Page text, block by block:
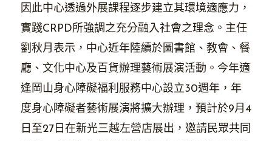
因此中心透過外展課程逐步建立其環境適應力，
實踐CRPD所強調之充分融入社會之理念。主任
劉秋月表示，中心近年陸續於圖書館、教會、餐
廳、文化中心及百貨辦理藝術展演活動。今年適
逢岡山身心障礙福利服務中心設立30週年，年
度身心障礙者藝術展演將擴大辦理，預計於9月4
日至27日在新光三越左營店展出，邀請民眾共同